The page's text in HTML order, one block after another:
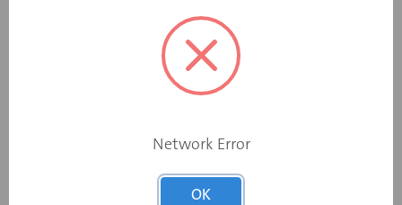
Nee
600 x 600 mm
Network Error
OK